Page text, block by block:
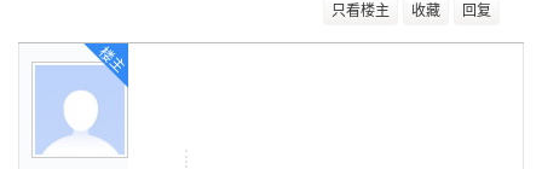
只看楼主 收藏 回复
楼主